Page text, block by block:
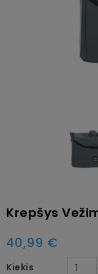
Krepšys
40,99 €
Kiekis